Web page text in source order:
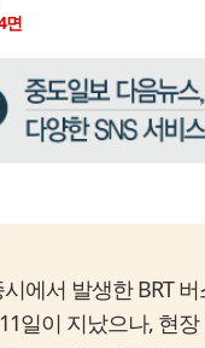
면
에서 발생한 BRT
일이 지났으나, 현